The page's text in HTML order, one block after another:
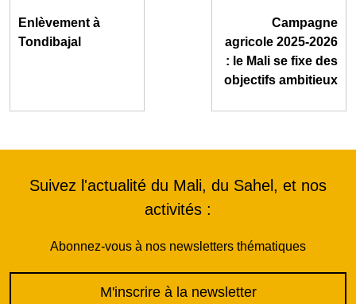
Enlèvement à
Tondibajal
Campagne
agricole 2025-2026
: le Mali se fixe des
objectifs ambitieux
Suivez l'actualité du Mali, du Sahel, et nos
activités :
Abonnez-vous à nos newsletters thématiques
M'inscrire à la newsletter